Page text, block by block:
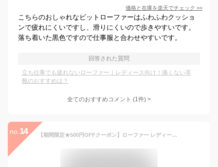
価格と在庫を楽天でチェック >>
こちらのおしゃれなビットローファーはふわふわクッショ
ンで疲れにくいですし、滑りにくいので歩きやすいです。
落ち着いた黒色ですので仕事服と合わせやすいです。
回答された質問
立ち仕事でも疲れないローファー｜レディース向け！痛くない革
靴のおすすめは？
全てのおすすめコメント (1件) >
no. 14 【期間限定★500円OFFクーポン】ローファー レディース 痛くない 靴ずれしない サイズ感がわかる動画あり 幅広 甲高 柔らかい 歩きやすい 疲れない ビットローファー ローヒール スクエアトゥ 通勤 通学 オフィス 一部2月上旬入荷予定